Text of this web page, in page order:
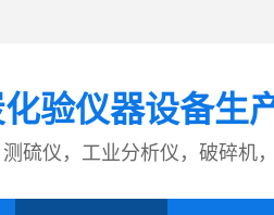
验仪器设备生
硫仪，工业分析仪，破碎机